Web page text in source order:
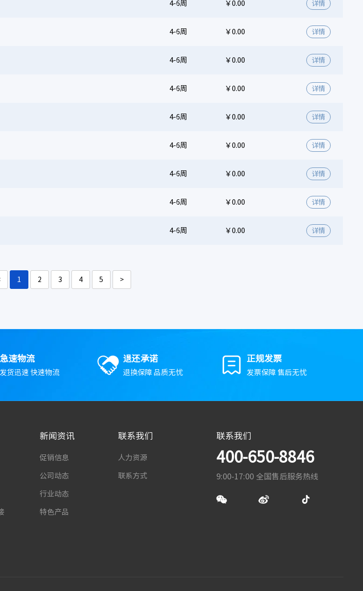
4-6周 ￥0.00 详情
4-6周 ￥0.00 详情
4-6周 ￥0.00 详情
4-6周 ￥0.00 详情
4-6周 ￥0.00 详情
4-6周 ￥0.00 详情
4-6周 ￥0.00 详情
4-6周 ￥0.00 详情
4-6周 ￥0.00 详情
1 2 3 4 5 >
急速物流
发货迅速 快速物流
退还承诺
退换保障 品质无忧
正规发票
发票保障 售后无忧
新闻资讯
促销信息
公司动态
行业动态
特色产品
联系我们
人力资源
联系方式
联系我们
400-650-8846
9:00-17:00 全国售后服务热线